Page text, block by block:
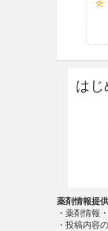
はじ
薬剤情報提
・薬剤情報
・投稿内容